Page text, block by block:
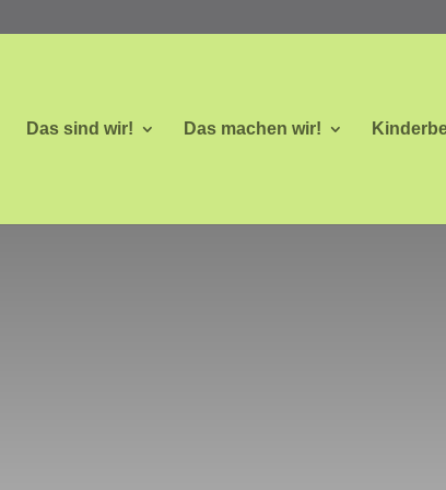
Das sind wir! Das machen wir!